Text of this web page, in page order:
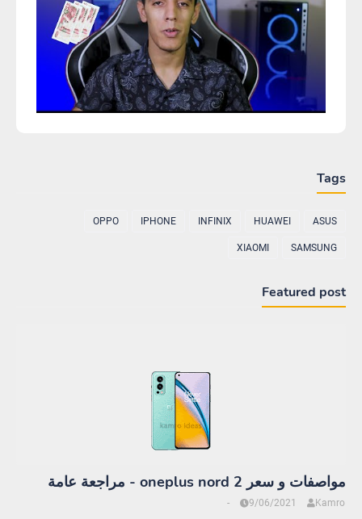
Tags
ASUS
HUAWEI
INFINIX
IPHONE
OPPO
SAMSUNG
XIAOMI
Featured post
مواصفات و سعر oneplus nord 2 - مراجعة عامة
Kamro
- 9/06/2021